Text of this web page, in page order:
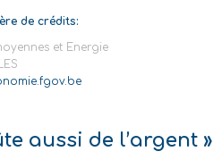
de crédits:
et Energie
aussi de l’argent »